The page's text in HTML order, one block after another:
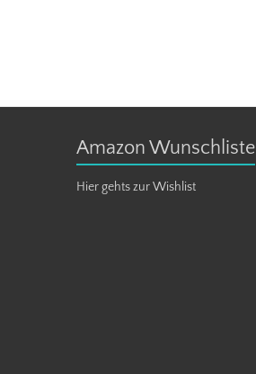
Amazon Wunschliste
Hier gehts zur Wishlist